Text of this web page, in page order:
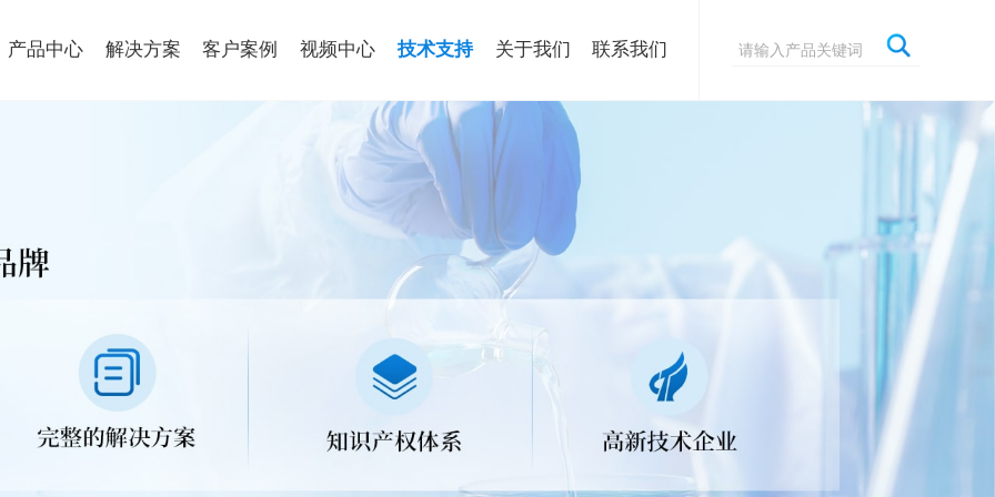
产品中心 解决方案 客户案例 视频中心 技术支持 关于我们 联系我们